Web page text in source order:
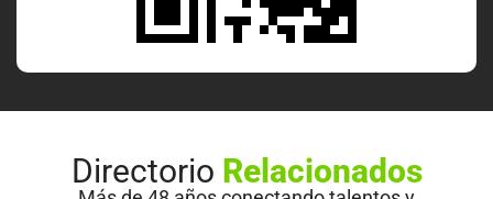
Directorio Relacionados